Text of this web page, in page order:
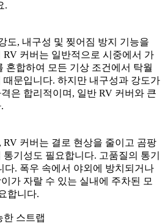
.
도, 내구성 및 찢어짐 방지 기능을
커버는 일반적으로 시중에서 가
혼합하여 모든 기상 조건에서 탁월
때문입니다. 하지만 내구성과 강도가
은 합리적이며, 일반 RV 커버와 큰
커버는 결로 현상을 줄이고 곰팡
기성도 필요합니다. 고품질의 통기
다. 폭우 속에서 야외에 방치되거나
가 자랄 수 있는 실내에 주차된 모
합니다.
한 스트랩